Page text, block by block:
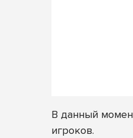
В данный
игроков.